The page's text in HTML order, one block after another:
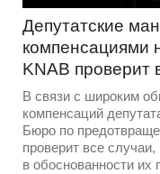
Депутатские
компенсациями
KNAB проверит
В связи с широким
компенсаций
Бюро по
проверит все
в обоснованности их